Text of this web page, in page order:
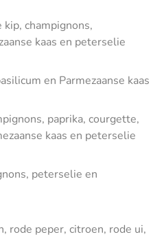
champignons,
kaas en peterselie
en Parmezaanse kaas
paprika, courgette,
kaas en peterselie
peterselie en
rode peper, citroen, rode ui,